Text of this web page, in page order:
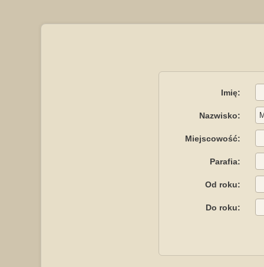
Imię:
Nazwisko:
Miejscowość:
Parafia:
Od roku:
Do roku: